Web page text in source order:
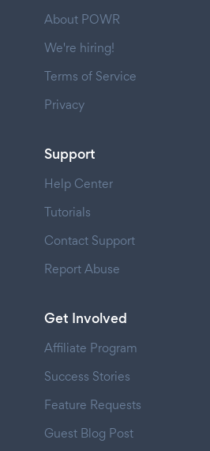
About POWR
We're hiring!
Terms of Service
Privacy
Support
Help Center
Tutorials
Contact Support
Report Abuse
Get Involved
Affiliate Program
Success Stories
Feature Requests
Guest Blog Post